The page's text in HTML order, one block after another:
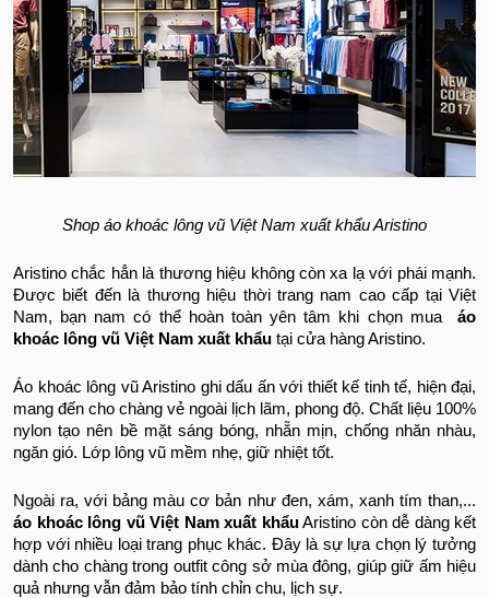
Shop áo khoác lông vũ Việt Nam xuất khẩu Aristino
Aristino chắc hẳn là thương hiệu không còn xa lạ với phái mạnh.
Được biết đến là thương hiệu thời trang nam cao cấp tại Việt
Nam, bạn nam có thể hoàn toàn yên tâm khi chọn mua áo
khoác lông vũ Việt Nam xuất khẩu tại cửa hàng Aristino.
Áo khoác lông vũ Aristino ghi dấu ấn với thiết kế tinh tế, hiện đại,
mang đến cho chàng vẻ ngoài lịch lãm, phong độ. Chất liệu 100%
nylon tạo nên bề mặt sáng bóng, nhẵn mịn, chống nhăn nhàu,
ngăn gió. Lớp lông vũ mềm nhẹ, giữ nhiệt tốt.
Ngoài ra, với bảng màu cơ bản như đen, xám, xanh tím than,...
áo khoác lông vũ Việt Nam xuất khẩuAristino còn dễ dàng kết
hợp với nhiều loại trang phục khác. Đây là sự lựa chọn lý tưởng
dành cho chàng trong outfit công sở mùa đông, giúp giữ ấm hiệu
quả nhưng vẫn đảm bảo tính chỉn chu, lịch sự.